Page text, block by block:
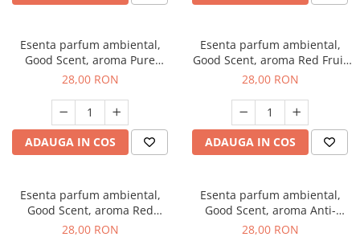
Esenta parfum ambiental,
Good Scent, aroma Pure
White Musc, 20 g
28,00 RON
ADAUGA IN COS
Esenta parfum ambiental,
Good Scent, aroma Red Fruit
Bubble, 20 g
28,00 RON
ADAUGA IN COS
Esenta parfum ambiental,
Good Scent, aroma Red
Grapes, 20 g
28,00 RON
Esenta parfum ambiental,
Good Scent, aroma Anti-
Tobacco, 20 g
28,00 RON